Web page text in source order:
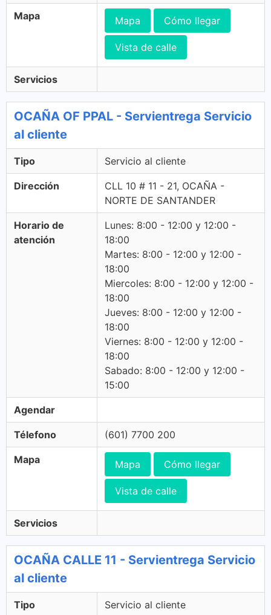
Mapa Mapa Cómo llegar
Vista de calle
Servicios
OCAÑA OF PPAL - Servientrega Servicio
al cliente
Tipo Servicio al cliente
Dirección
CLL 10 # 11 - 21, OCAÑA -
NORTE DE SANTANDER
Horario de
atención
Lunes: 8:00 - 12:00 y 12:00 -
18:00
Martes: 8:00 - 12:00 y 12:00 -
18:00
Miercoles: 8:00 - 12:00 y 12:00 -
18:00
Jueves: 8:00 - 12:00 y 12:00 -
18:00
Viernes: 8:00 - 12:00 y 12:00 -
18:00
Sabado: 8:00 - 12:00 y 12:00 -
15:00
Agendar
Télefono (601) 7700 200
Mapa Mapa Cómo llegar
Vista de calle
Servicios
OCAÑA CALLE 11 - Servientrega Servicio
al cliente
Tipo Servicio al cliente